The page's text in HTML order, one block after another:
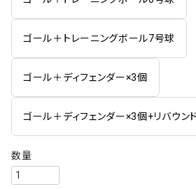
ゴール＋トレーニングボール7号球
ゴール＋ディフェンダー×3個
ゴール＋ディフェンダー×3個+リバウン